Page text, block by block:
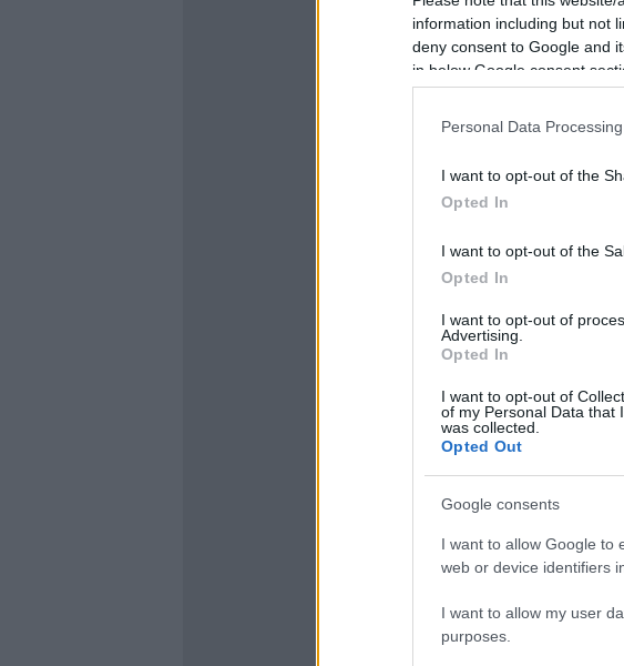
information including but not
deny consent to Google and
in below Google consent
Personal Data
I want to opt-out of the
Opted In
I want to opt-out of the
Opted In
I want to opt-out of
Advertising.
Opted In
I want to opt-out of
of my Personal Data that
was collected.
Opted Out
Google consents
I want to allow Google to
web or device identifiers
I want to allow my user
purposes.